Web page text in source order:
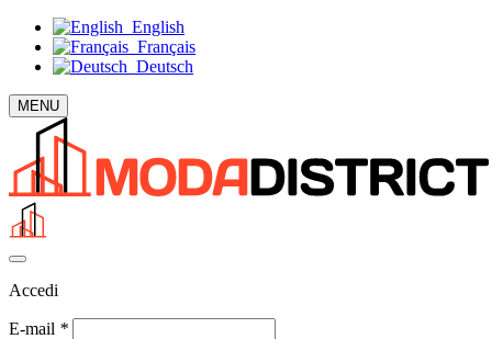
English
Français
Deutsch
MENU
Accedi
E-mail *